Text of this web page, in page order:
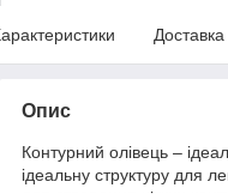
Доставка
Опис
Контурний олівець –
ідеальну структуру для